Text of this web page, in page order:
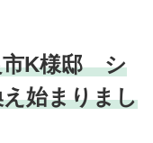
市K様邸 シ
始まりまし